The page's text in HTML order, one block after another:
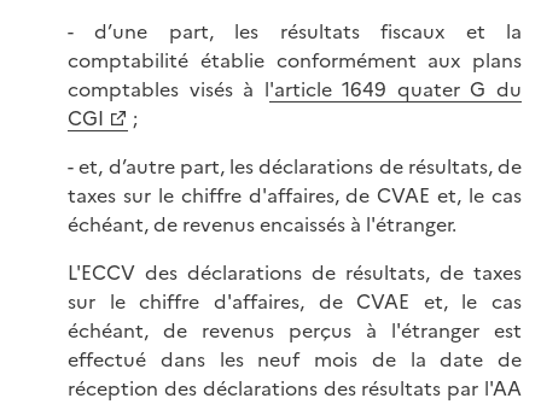
- d’une part, les résultats fiscaux et la
comptabilité établie conformément aux plans
comptables visés à l'article 1649 quater G du
CGI
;
- et, d’autre part, les déclarations de résultats, de
taxes sur le chiffre d'affaires, de CVAE et, le cas
échéant, de revenus encaissés à l'étranger.
L'ECCV des déclarations de résultats, de taxes
sur le chiffre d'affaires, de CVAE et, le cas
échéant, de revenus perçus à l'étranger est
effectué dans les neuf mois de la date de
réception des déclarations des résultats par l'AA